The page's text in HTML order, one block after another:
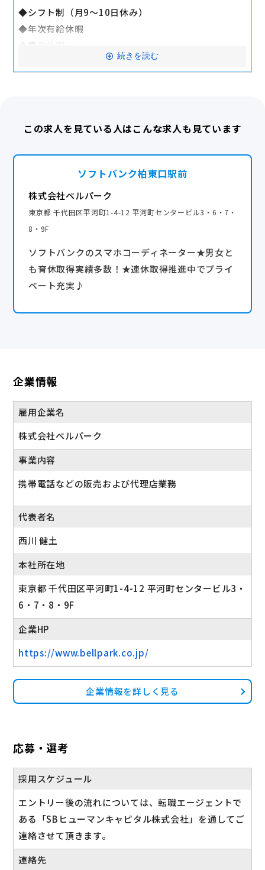
◆リロクラブ
└テーマパーク・映画・スポーツジム・旅行の優待な
ど
└ビアパーティー、クリスマスパーティーなど
2025年はグアム・台湾または国内旅行の選択制
はPayPayと交換
産休・育休実績あり
◆シフト制（月9～10日休み）
◆年次有給休暇
◆慶弔休暇
◆通院休暇
◆時短勤務 ※社内規定あり
◆子どもの看護休暇
◆介護休業
◇連休取得を推進中◇
多くのメンバーが連休を活用し、趣味、家族との時間
を満喫しています。
続きを読む
この求人を見ている人はこんな求人も見ています
ソフトバンク柏東口駅前
株式会社ベルパーク
東京都 千代田区平河町1-4-12 平河町センタービル3・6・7・
8・9F
ソフトバンクのスマホコーディネーター★男女と
も育休取得実績多数！★連休取得推進中でプライ
ベート充実♪
企業情報
雇用企業名
株式会社ベルパーク
事業内容
携帯電話などの販売および代理店業務
代表者名
西川 健土
本社所在地
東京都 千代田区平河町1-4-12 平河町センタービル3・
6・7・8・9F
企業HP
https://www.bellpark.co.jp/
企業情報を詳しく見る
応募・選考
採用スケジュール
エントリー後の流れについては、転職エージェントで
ある「SBヒューマンキャピタル株式会社」を通してご
連絡させて頂きます。
連絡先